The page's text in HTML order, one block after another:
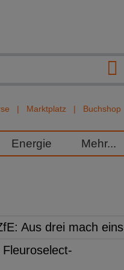
Marktplatz Buchshop
Energie Mehr...
Aus drei mach eins